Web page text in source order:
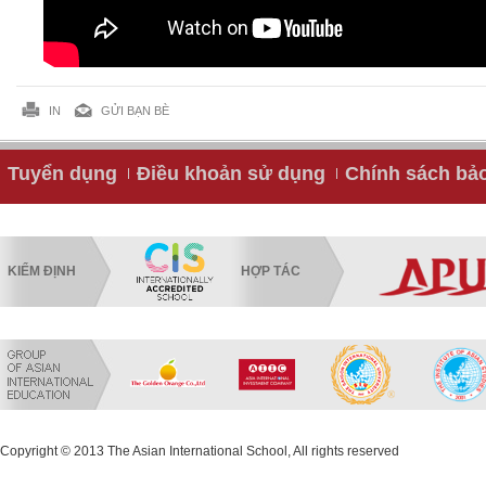
IN GỬI BẠN BÈ
Tuyển dụng Điều khoản sử dụng Chính sách
KIỂM ĐỊNH HỢP TÁC
Copyright © 2013 The Asian International School, All rights reserved